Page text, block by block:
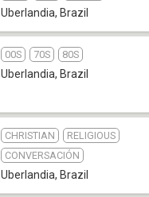
Uberlandia, Brazil
00S 70S 80S
Uberlandia, Brazil
CHRISTIAN
RELIGIOUS
CONVERSACIÓN
Uberlandia, Brazil